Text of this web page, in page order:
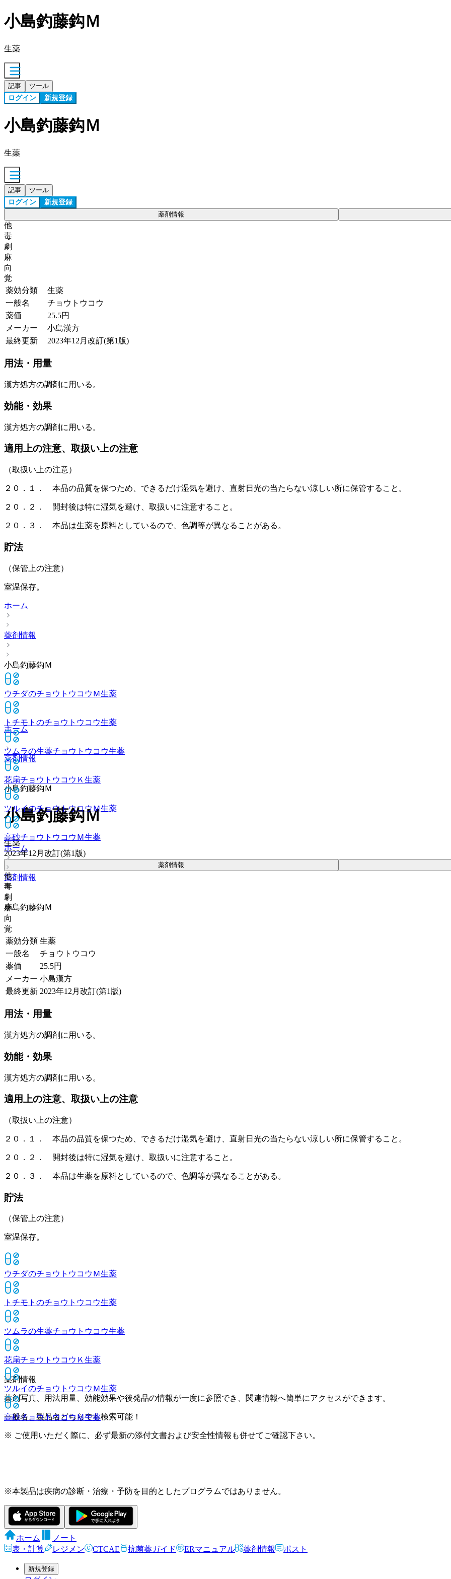
小島釣藤鈎Ｍ
生薬
記事 ツール
ログイン 新規登録
小島釣藤鈎Ｍ
生薬
記事 ツール
ログイン 新規登録
薬剤情報
他
毒
劇
麻
向
覚
薬効分類
生薬
一般名
チョウトウコウ
薬価
25.5円
メーカー
小島漢方
最終更新
2023年12月改訂(第1版)
用法・用量
漢方処方の調剤に用いる。
効能・効果
漢方処方の調剤に用いる。
適用上の注意、取扱い上の注意
（取扱い上の注意）
２０．１． 本品の品質を保つため、できるだけ湿気を避け、直射日光の当たらない涼しい所に保管すること。
２０．２． 開封後は特に湿気を避け、取扱いに注意すること。
２０．３． 本品は生薬を原料としているので、色調等が異なることがある。
貯法
（保管上の注意）
室温保存。
ホーム
薬剤情報
小島釣藤鈎Ｍ
ウチダのチョウトウコウＭ生薬
トチモトのチョウトウコウ生薬
ツムラの生薬チョウトウコウ生薬
花扇チョウトウコウＫ 生薬
ツルイのチョウトウコウＭ生薬
高砂チョウトウコウＭ生薬
ホーム
薬剤情報
小島釣藤鈎Ｍ
ホーム
薬剤情報
小島釣藤鈎Ｍ
小島釣藤鈎Ｍ
生薬
2023年12月改訂(第1版)
薬剤情報
他
毒
劇
麻
向
覚
薬効分類 生薬
一般名
チョウトウコウ
薬価
25.5円
メーカー 小島漢方
最終更新 2023年12月改訂(第1版)
用法・用量
漢方処方の調剤に用いる。
効能・効果
漢方処方の調剤に用いる。
適用上の注意、取扱い上の注意
（取扱い上の注意）
２０．１． 本品の品質を保つため、できるだけ湿気を避け、直射日光の当たらない涼しい所に保管すること。
２０．２． 開封後は特に湿気を避け、取扱いに注意すること。
２０．３． 本品は生薬を原料としているので、色調等が異なることがある。
貯法
（保管上の注意）
室温保存。
ウチダのチョウトウコウＭ生薬
トチモトのチョウトウコウ生薬
ツムラの生薬チョウトウコウ生薬
花扇チョウトウコウＫ 生薬
ツルイのチョウトウコウＭ生薬
高砂チョウトウコウＭ生薬
薬剤情報
薬剤写真、用法用量、効能効果や後発品の情報が一度に参照でき、関連情報へ簡単にアクセスができます。
一般名、製品名どちらでも検索可能！
※ ご使用いただく際に、必ず最新の添付文書および安全性情報も併せてご確認下さい。
※本製品は疾病の診断・治療・予防を目的としたプログラムではありません。
ホーム
ノート
表・計算
レジメン CTCAE 抗菌薬ガイド ERマニュアル 薬剤情報 ポスト
新規登録